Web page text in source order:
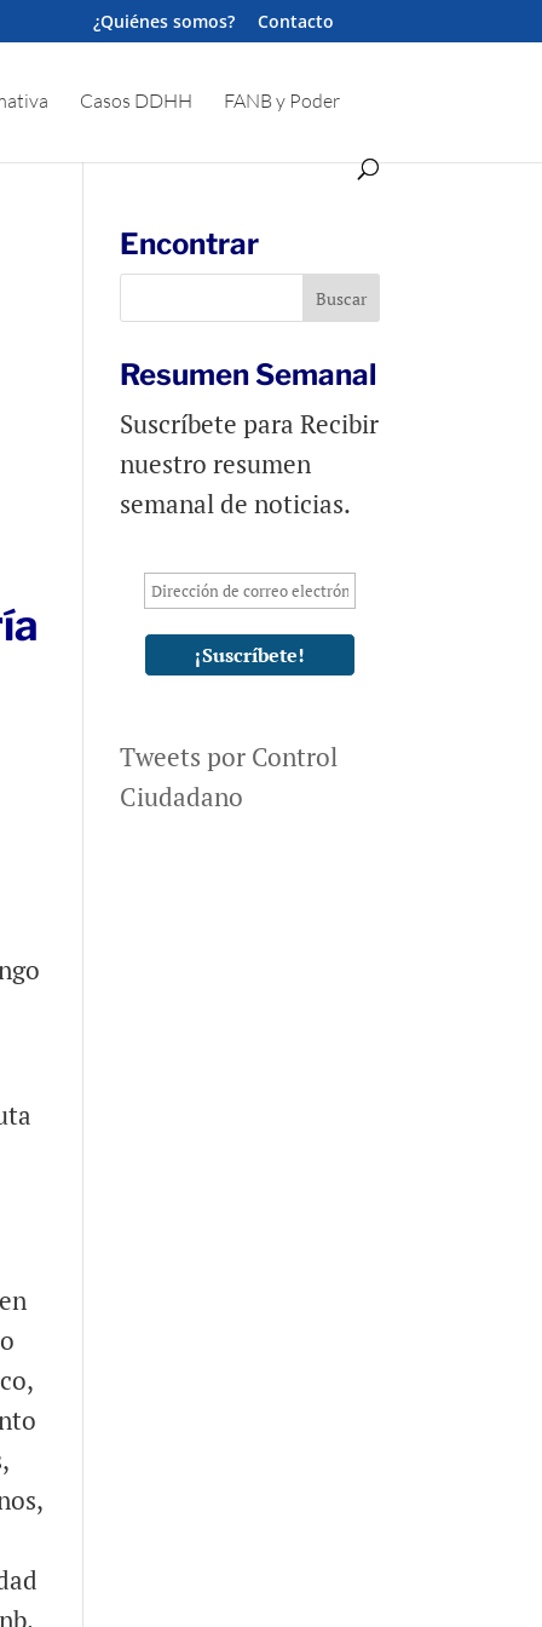
¿Quiénes somos? Contacto
Casos DDHH FANB y Poder
Encontrar
Resumen Semanal
Suscríbete para Recibir
nuestro resumen
semanal de noticias.
Tweets por Control
Ciudadano